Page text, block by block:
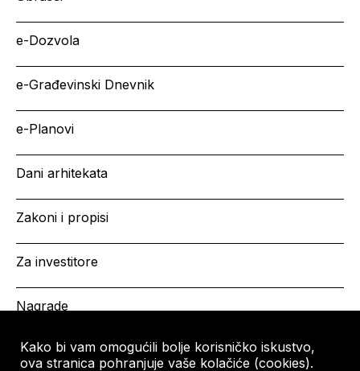
Kako bi vam omogućili bolje korisničko iskustvo,
ova stranica pohranjuje vaše kolačiće (cookies).
e-Dozvola
e-Građevinski Dnevnik
e-Planovi
Dani arhitekata
Zakoni i propisi
Za investitore
Nagrade